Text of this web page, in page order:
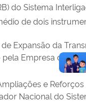
do Sistema
de dois
Expansão da
Empresa de
e
Nacional do